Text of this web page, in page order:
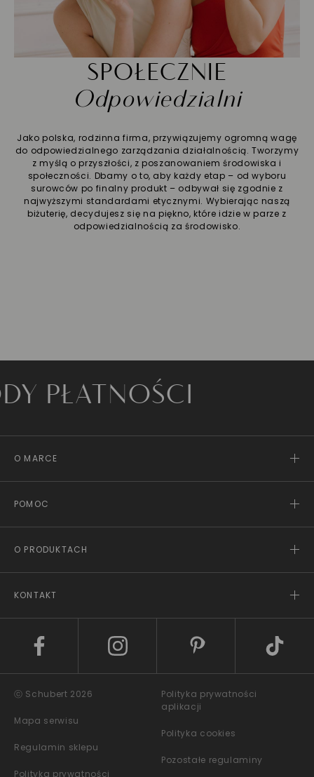
SPOŁECZNIE
Odpowiedzialni
Jako polska, rodzinna firma, przywiązujemy ogromną wagę
do odpowiedzialnego zarządzania działalnością. Tworzymy
z myślą o przyszłości, z poszanowaniem środowiska i
społeczności. Dbamy o to, aby każdy etap – od wyboru
surowców po finalny produkt – odbywał się zgodnie z
najwyższymi standardami etycznymi. Wybierając naszą
biżuterię, decydujesz się na piękno, które idzie w parze z
odpowiedzialnością za środowisko.
O MARCE
POMOC
O PRODUKTACH
KONTAKT
ⓒ Schubert 2026
Mapa serwisu
Regulamin sklepu
Polityka prywatności
Polityka prywatności
aplikacji
Polityka cookies
Pozostałe regulaminy